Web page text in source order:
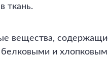
ткань.
вещества,
белковыми и